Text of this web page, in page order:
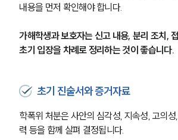
내용을 먼저 확인해야 합니다.
가해학생과 보호자는 신고 내용, 분리 조치,
초기 입장을 차례로 정리하는 것이 좋습니다.
초기 진술서와 증거자료
학폭위 처분은 사안의 심각성, 지속성, 고의
력 등을 함께 살펴 결정됩니다.